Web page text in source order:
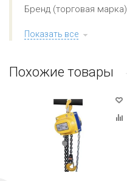
Бренд (торговая марка)
Показать все
Похожие товары